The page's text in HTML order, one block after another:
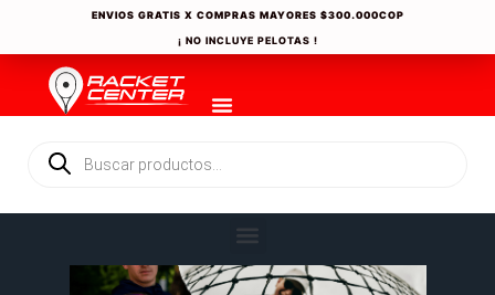
ENVIOS GRATIS X COMPRAS MAYORES $300.000COP
¡ NO INCLUYE PELOTAS !